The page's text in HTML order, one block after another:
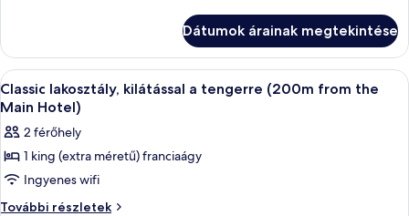
kilátással
a
tengerre
tengerre
további
részletei
Dátumok árainak megtekintése
A
következő
összes
képének
megtekintése:
Classic
Classic lakosztály, kilátással a
6
Classic lakosztály, kilátással a tengerre (200m from the
Main Hotel)
2 férőhely
1 king (extra méretű) franciaágy
Ingyenes wifi
További részletek
Classic